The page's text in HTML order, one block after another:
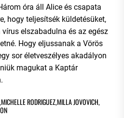
óra áll Alice és csapata
hogy teljesítsék küldetésüket,
elszabadulna és az egész
Hogy eljussanak a Vörös
sor életveszélyes akadályon
magukat a Kaptár
,MICHELLE RODRIGUEZ,MILLA JOVOVICH,